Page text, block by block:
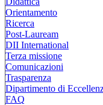
Orientamento
Ricerca
Post-Lauream
DII International
Terza missione
Comunicazioni
Trasparenza
Dipartimento di
FAQ